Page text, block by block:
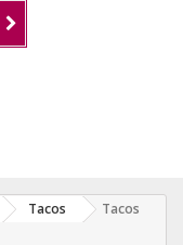
Tacos
Tacos